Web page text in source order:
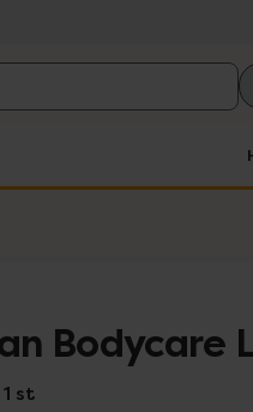
Bodycare
st